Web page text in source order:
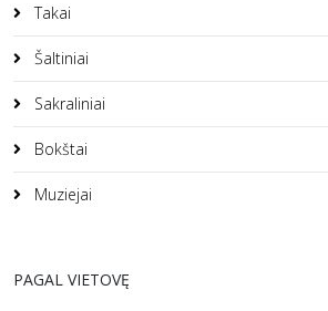
Takai
Šaltiniai
Sakraliniai
Bokštai
Muziejai
PAGAL VIETOVĘ